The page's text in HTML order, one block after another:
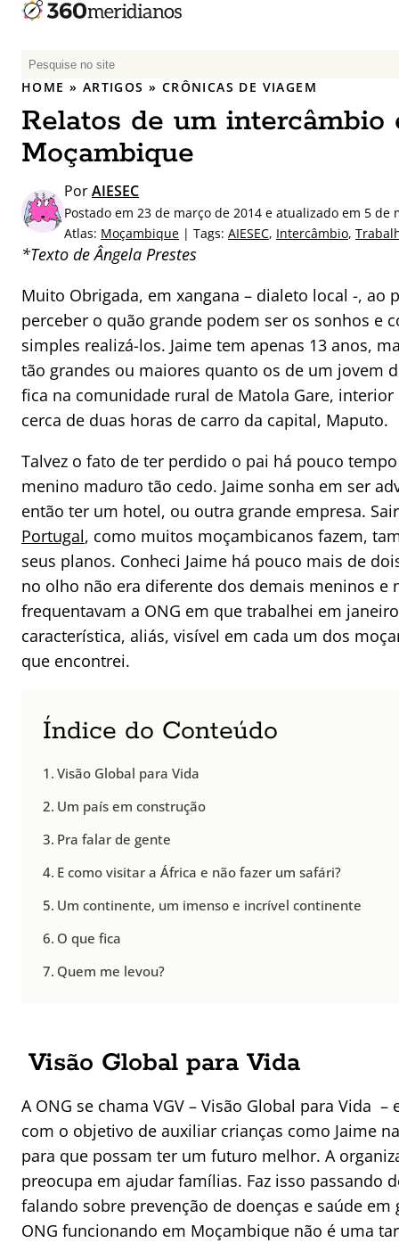
P
e
q
u
i
a
r
p
r
:
HOME » ARTIGOS » CRÔNICAS DE VIAGEM
Relatos de um intercâmbio
Moçambique
PorAIESEC
Postado em 23 de março de 2014 e atualizado em 5 de
Atlas: Moçambique | Tags: AIESEC, Intercâmbio,
*Texto de Ângela Prestes
Muito Obrigada, em xangana – dialeto local -, ao
perceber o quão grande podem ser os sonhos e
simples realizá-los. Jaime tem apenas 13 anos,
tão grandes ou maiores quanto os de um jovem
fica na comunidade rural de Matola Gare,
cerca de duas horas de carro da capital, Maputo.
Talvez o fato de ter perdido o pai há pouco
menino maduro tão cedo. Jaime sonha em ser
então ter um hotel, ou outra grande empresa.
Portugal, como muitos moçambicanos fazem,
seus planos. Conheci Jaime há pouco mais de
no olho não era diferente dos demais meninos e
frequentavam a ONG em que trabalhei em
característica, aliás, visível em cada um dos
que encontrei.
Índice do Conteúdo
Visão Global para Vida
Um país em construção
Pra falar de gente
E como visitar a África e não fazer um safári?
Um continente, um imenso e incrível continente
O que fica
Quem me levou?
Visão Global para Vida
A ONG se chama VGV – Visão Global para Vida –
com o objetivo de auxiliar crianças como Jaime
para que possam ter um futuro melhor. A
preocupa em ajudar famílias. Faz isso passando
falando sobre prevenção de doenças e saúde em
ONG funcionando em Moçambique não é uma